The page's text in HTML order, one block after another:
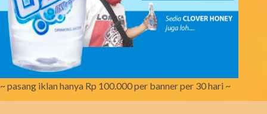
~ pasang iklan hanya Rp 100.000 per banner per 30 hari ~